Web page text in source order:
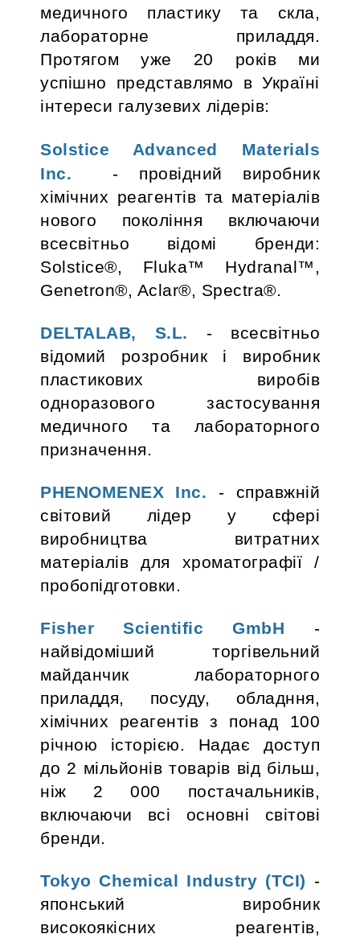
медичного пластику та скла,
лабораторне приладдя.
Протягом уже 20 років ми
успішно представлямо в Україні
інтереси галузевих лідерів:
Solstice Advanced Materials
Inc.
- провідний виробник
хімічних реагентів та матеріалів
нового покоління включаючи
всесвітньо відомі бренди:
Solstice®, Fluka™ Hydranal™,
Genetron®, Aclar®, Spectra®.
DELTALAB, S.L. - всесвітньо
відомий розробник і виробник
пластикових виробів
одноразового застосування
медичного та лабораторного
призначення.
PHENOMENEX Inc. - справжній
світовий лідер у сфері
виробництва витратних
матеріалів для хроматографії /
пробопідготовки.
Fisher Scientific GmbH -
найвідоміший торгівельний
майданчик лабораторного
приладдя, посуду, обладння,
хімічних реагентів з понад 100
річною історією. Надає доступ
до 2 мільйонів товарів від більш,
ніж 2 000 постачальників,
включаючи всі основні світові
бренди.
Tokyo Chemical Industry (TCI) -
японський виробник
високоякісних реагентів,